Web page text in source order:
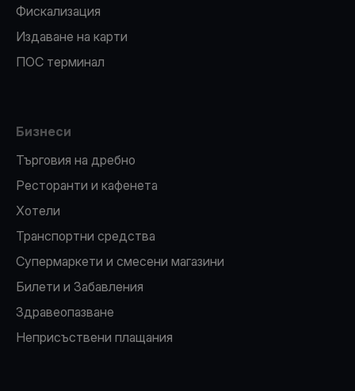
Фискализация
Издаване на карти
ПОС терминал
Бизнеси
Търговия на дребно
Ресторанти и кафенета
Хотели
Транспортни средства
Супермаркети и смесени магазини
Билети и Забавления
Здравеопазване
Неприсъствени плащания